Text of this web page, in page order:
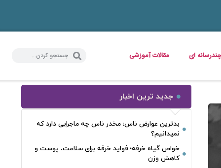
چندرسانه ای مقالات آموزشی
جدید ترین اخبار
بدترین عوارض ناس؛ مخدر ناس چه ماجرایی دارد که
نمیدانیم؟
خواص گیاه خرفه؛ فواید خرفه برای سلامت، پوست و
کاهش وزن